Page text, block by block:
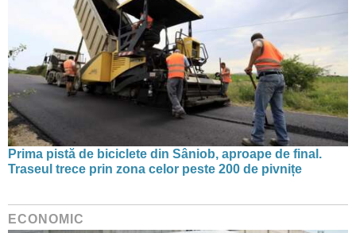
Prima pistă de biciclete din Sâniob, aproape de final.
Traseul trece prin zona celor peste 200 de pivnițe
ECONOMIC